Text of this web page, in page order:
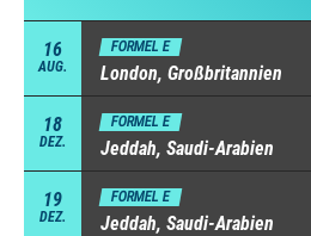
16
AUG.
FORMEL E
London, Großbritannien
18
DEZ.
FORMEL E
Jeddah, Saudi-Arabien
19
DEZ.
FORMEL E
Jeddah, Saudi-Arabien